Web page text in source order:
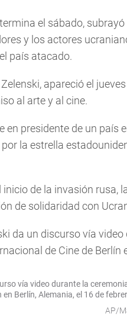
el sábado, subrayó
y los actores
país atacado.
apareció el
al arte y al cine.
presidente de un país
la estrella
inicio de la invasión rusa,
de solidaridad con
vía video durante la
Berlín, Alemania, el 16 de
AP/